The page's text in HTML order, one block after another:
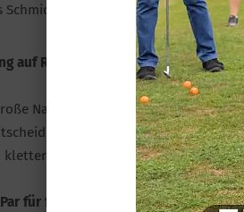
auf Rang 3 – mitten in der
Nachricht des Wochenendes:
Tabellenposition erreicht.
damit in der
für fünf Spielerinnenlieferte die